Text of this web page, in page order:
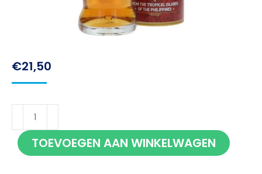
€21,50
Tanduay
Gold
70cl TOEVOEGEN AAN WINKELWAGEN